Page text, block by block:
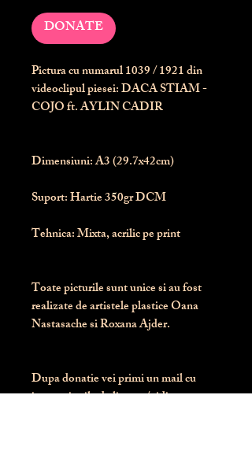
DONATE
Pictura cu numarul1039/ 1921 din
videoclipul piesei: DACA STIAM -
COJO ft. AYLIN CADIR
Dimensiuni: A3 (29.7x42cm)
Suport: Hartie 350gr DCM
Tehnica: Mixta, acrilic pe print
Toate picturile sunt unice si au fost
realizate de artistele plastice Oana
Nastasache si Roxana Ajder.
Dupa donatie vei primi un mail cu
instructiunile de livrare / ridicare.